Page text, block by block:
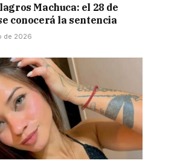
Machuca: el 28 de
conocerá la sentencia
de 2026